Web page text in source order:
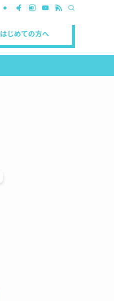
はじめての方へ